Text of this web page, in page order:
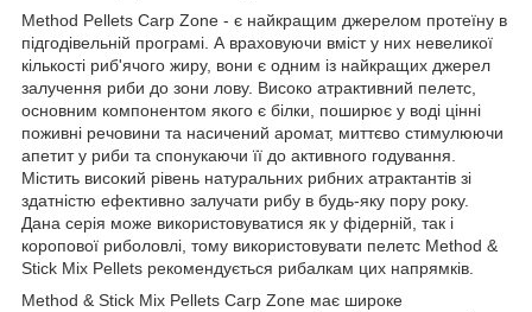
Method Pellets Carp Zone - є найкращим джерелом протеїну в
підгодівельній програмі. А враховуючи вміст у них невеликої
кількості риб'ячого жиру, вони є одним із найкращих джерел
залучення риби до зони лову. Високо атрактивний пелетс,
основним компонентом якого є білки, поширює у воді цінні
поживні речовини та насичений аромат, миттєво стимулюючи
апетит у риби та спонукаючи її до активного годування.
Містить високий рівень натуральних рибних атрактантів зі
здатністю ефективно залучати рибу в будь-яку пору року.
Дана серія може використовуватися як у фідерній, так і
коропової риболовлі, тому використовувати пелетс Method &
Stick Mix Pellets рекомендується рибалкам цих напрямків.
Method & Stick Mix Pellets Carp Zone має широке